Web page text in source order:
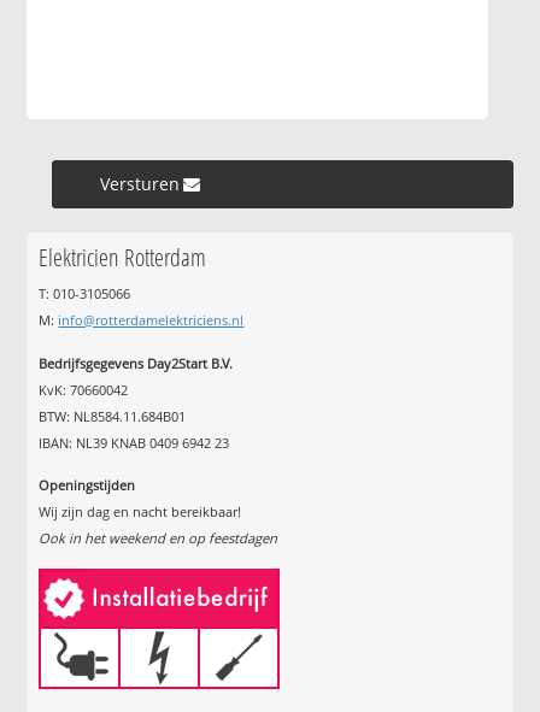
Versturen »
Elektricien Rotterdam
T: 010-3105066
M: info@rotterdamelektriciens.nl
Bedrijfsgegevens Day2Start B.V.
KvK: 70660042
BTW: NL8584.11.684B01
IBAN: NL39 KNAB 0409 6942 23
Openingstijden
Wij zijn dag en nacht bereikbaar!
Ook in het weekend en op feestdagen